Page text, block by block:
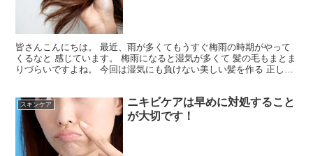
皆さんこんにちは。 最近、雨が多くてもうすぐ梅雨の時期がやって
くるなと 感じています。 梅雨になると湿気が多くて 髪の毛もまとま
りづらいですよね。 今回は湿気にも負けない美しい髪を作る 正しい
スキンケア
ニキビケアは早めに対処すること
が大切です！